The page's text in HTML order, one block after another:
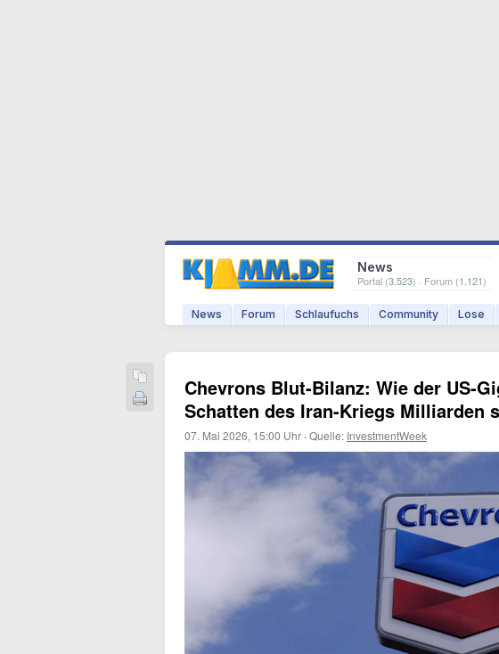
News
Portal (3.523) · Forum (1.121)
News Forum Schlaufuchs Community Lose
Chevrons Blut-Bilanz: Wie der US-
Schatten des Iran-Kriegs Milliarden
07. Mai 2026, 15:00 Uhr ·Quelle: InvestmentWeek